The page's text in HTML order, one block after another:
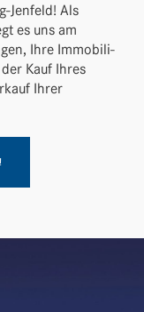
Jenfeld! Als
es uns am
Ihre Immo­bi­li­
Kauf Ihres
Ihrer